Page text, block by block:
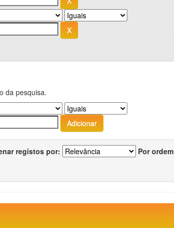
da pesquisa.
registos por: Por ordem